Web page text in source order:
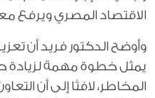
الاقتصاد المصري ويرفع
وأوضح الدكتور فريد أن
يمثل خطوة مهمة لزيادة
المخاطر، لافتًا إلى أن